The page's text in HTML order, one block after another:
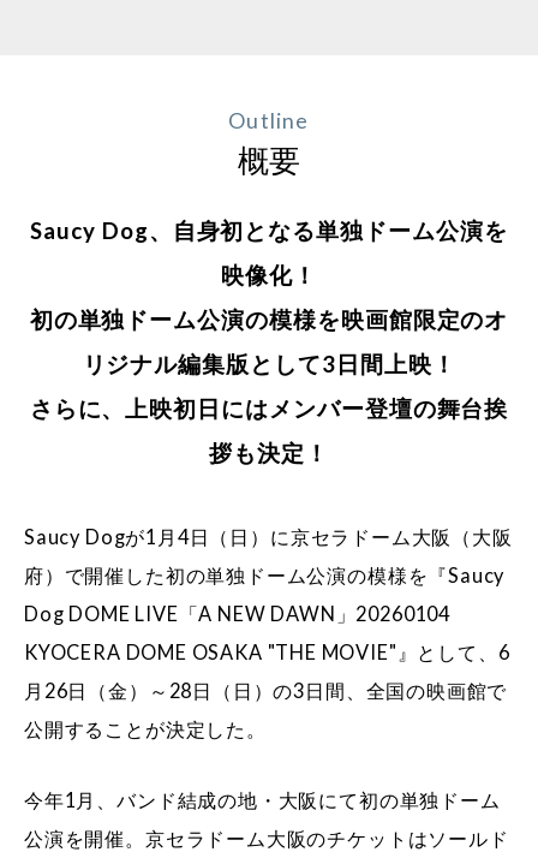
Outline
概要
Saucy Dog、自身初となる単独ドーム公演を
映像化！
初の単独ドーム公演の模様を映画館限定のオ
リジナル編集版として3日間上映！
さらに、上映初日にはメンバー登壇の舞台挨
拶も決定！
Saucy Dogが1月4日（日）に京セラドーム大阪（大阪
府）で開催した初の単独ドーム公演の模様を『Saucy
Dog DOME LIVE「A NEW DAWN」20260104
KYOCERA DOME OSAKA "THE MOVIE"』として、6
月26日（金）～28日（日）の3日間、全国の映画館で
公開することが決定した。
今年1月、バンド結成の地・大阪にて初の単独ドーム
公演を開催。京セラドーム大阪のチケットはソールド